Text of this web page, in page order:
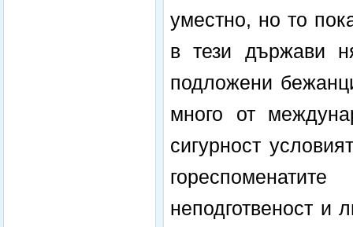
уместно, но то
в тези държави
подложени
много от
сигурност
неподготвеност и